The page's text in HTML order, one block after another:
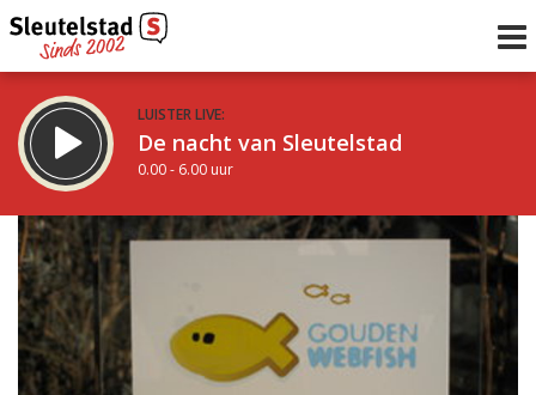
LUISTER LIVE:
De nacht van Sleutelstad
0.00 - 6.00 uur
STRAKS:
De ochtend van Sleutelstad
6.00 - 12.00 uur
Vorig uur
uur 1 van 0 Volgend uur
Inklappen